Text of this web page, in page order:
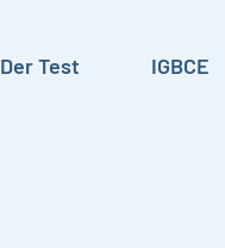
Der Test IGBCE